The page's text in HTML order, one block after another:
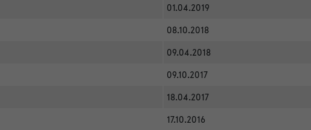
01.04.2019
08.10.2018
09.04.2018
09.10.2017
18.04.2017
17.10.2016